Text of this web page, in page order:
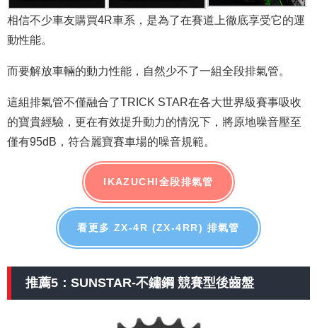
相信不少車友購買4R車系，是為了在賽道上徹底享受它的運
動性能。
而要解放車輛的動力性能，自然少不了一組全段排氣管。
這組排氣管不僅融合了TRICK STAR在各大世界級賽事吸收
的寶貴經驗，更在有效提升動力的情況下，將原地噪音壓至
僅有95dB，符合麗寶賽車場的噪音規範。
IKAZUCHI全段排氣管
看更多 ZX-4R (ZX-4RR) 排氣管
推薦5：SUNSTAR-不鏽鋼 競賽型後齒盤